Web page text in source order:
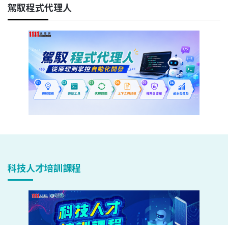
駕馭程式代理人
科技人才培訓課程